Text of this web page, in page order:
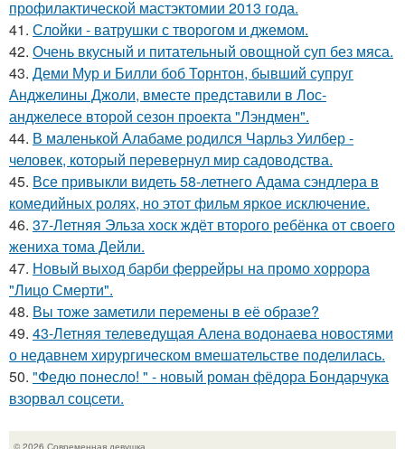
профилактической мастэктомии 2013 года.
41. Слойки - ватрушки с творогом и джемом.
42. Очень вкусный и питательный овощной суп без мяса.
43. Деми Мур и Билли боб Торнтон, бывший супруг
Анджелины Джоли, вместе представили в Лос-
анджелесе второй сезон проекта "Лэндмен".
44. В маленькой Алабаме родился Чарльз Уилбер -
человек, который перевернул мир садоводства.
45. Все привыкли видеть 58-летнего Адама сэндлера в
комедийных ролях, но этот фильм яркое исключение.
46. 37-Летняя Эльза хоск ждёт второго ребёнка от своего
жениха тома Дейли.
47. Новый выход барби феррейры на промо хоррора
"Лицо Смерти".
48. Вы тоже заметили перемены в её образе?
49. 43-Летняя телеведущая Алена водонаева новостями
о недавнем хирургическом вмешательстве поделилась.
50. "Федю понесло! " - новый роман фёдора Бондарчука
взорвал соцсети.